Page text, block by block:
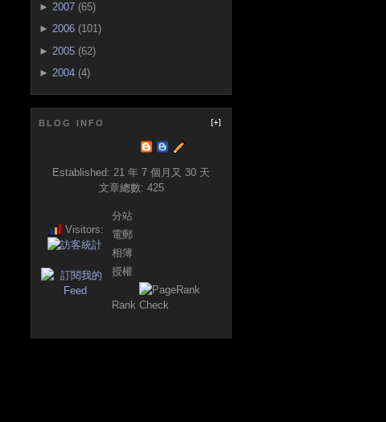
► 2007 (65)
► 2006 (101)
► 2005 (62)
► 2004 (4)
BLOG INFO
Established: 21 年 7 個月又 30 天
文章總數: 425
Visitors:
分站
電郵
相簿
授權
Rank